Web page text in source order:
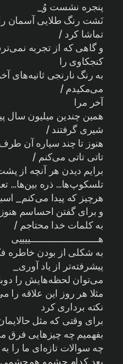
پنجره نشست وُ_
نَشت رنگ طلایی آسمان
تماشا کرد /
و گاهی که از تجربه
کنجکاوی را
به رنگ نارنجی ثانیه‌های
می‌مکیدم /
آخر مرا
همین چندین میلیون سال
شیری گرفتند /
هنوز تا چند سیاره آن
تاتی تاتی می‌کنم /
برایم دیدن هر آنچه از
تلسکوپ‌ها… ذره بین‌ها…
هرچیز که پیدا می‌کنم_
و برای گفتن احساسم هنوز
به کلمات خدا محتاجم /
هــــــــــــــــــــــــییییی
به شکلی از بودن خاطره
پیشرفته‌تر از یاد آوری_
می‌توان لحظه‌هایش را
مثلا هر روز این علاقه
نکته برداری کرد
برای وقتی که مثل
بفهمیم چه چیزهایی فرق
چه سوالات تازه‌ای ما را